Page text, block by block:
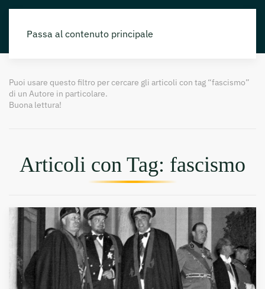
Passa al contenuto principale
Puoi usare questo filtro per cercare gli articoli con tag “fascismo”
di un Autore in particolare.
Buona lettura!
Articoli con Tag: fascismo